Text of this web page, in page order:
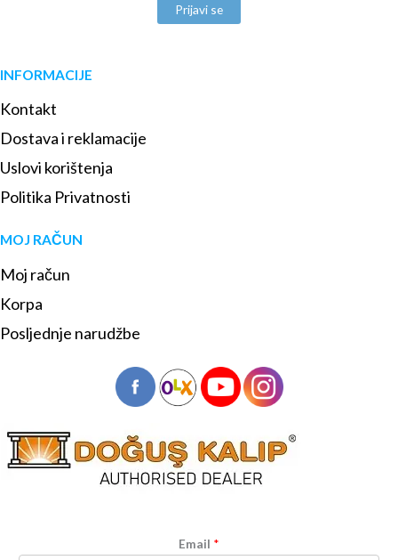
Prijavi se
INFORMACIJE
Kontakt
Dostava i reklamacije
Uslovi korištenja
Politika Privatnosti
MOJ RAČUN
Moj račun
Korpa
Posljednje narudžbe
Email *